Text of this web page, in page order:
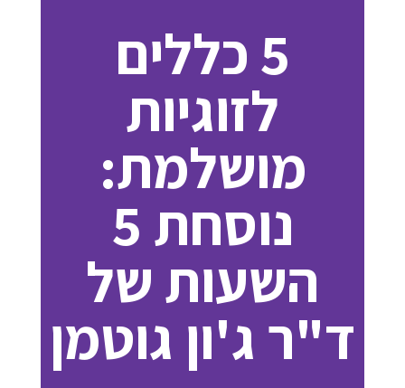
5 כללים
לזוגיות
מושלמת:
נוסחת 5
השעות של
ד"ר ג'ון גוטמן